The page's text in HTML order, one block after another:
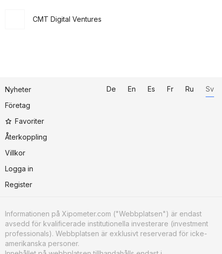
CMT Digital Ventures
Nyheter
Företag
Favoriter
Återkoppling
Villkor
Logga in
Register
De En Es Fr Ru Sv
Informationen på Xipometer.com ("Webbplatsen") är endast
avsedd för kvalificerade institutionella investerare (investment
professionals). Webbplatsen är exklusivt reserverad för icke-
amerikanska personer.